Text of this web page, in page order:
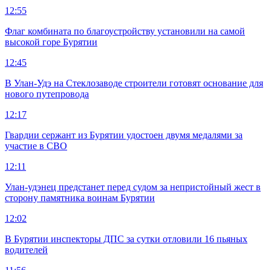
12:55
Флаг комбината по благоустройству установили на самой
высокой горе Бурятии
12:45
В Улан-Удэ на Стеклозаводе строители готовят основание для
нового путепровода
12:17
Гвардии сержант из Бурятии удостоен двумя медалями за
участие в СВО
12:11
Улан-удэнец предстанет перед судом за непристойный жест в
сторону памятника воинам Бурятии
12:02
В Бурятии инспекторы ДПС за сутки отловили 16 пьяных
водителей